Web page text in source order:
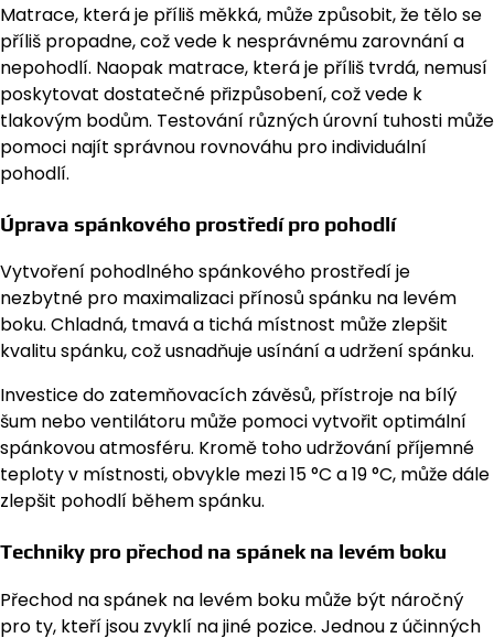
Matrace, která je příliš měkká, může způsobit, že tělo se
příliš propadne, což vede k nesprávnému zarovnání a
nepohodlí. Naopak matrace, která je příliš tvrdá, nemusí
poskytovat dostatečné přizpůsobení, což vede k
tlakovým bodům. Testování různých úrovní tuhosti může
pomoci najít správnou rovnováhu pro individuální
pohodlí.
Úprava spánkového prostředí pro pohodlí
Vytvoření pohodlného spánkového prostředí je
nezbytné pro maximalizaci přínosů spánku na levém
boku. Chladná, tmavá a tichá místnost může zlepšit
kvalitu spánku, což usnadňuje usínání a udržení spánku.
Investice do zatemňovacích závěsů, přístroje na bílý
šum nebo ventilátoru může pomoci vytvořit optimální
spánkovou atmosféru. Kromě toho udržování příjemné
teploty v místnosti, obvykle mezi 15 °C a 19 °C, může dále
zlepšit pohodlí během spánku.
Techniky pro přechod na spánek na levém boku
Přechod na spánek na levém boku může být náročný
pro ty, kteří jsou zvyklí na jiné pozice. Jednou z účinných